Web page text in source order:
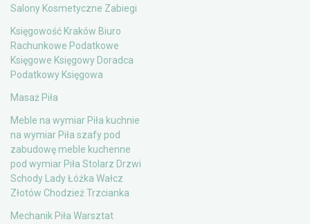
Salony Kosmetyczne Zabiegi
Księgowość Kraków Biuro
Rachunkowe Podatkowe
Księgowe Księgowy Doradca
Podatkowy Księgowa
Masaż Piła
Meble na wymiar Piła kuchnie
na wymiar Piła szafy pod
zabudowę meble kuchenne
pod wymiar Piła Stolarz Drzwi
Schody Lady Łóżka Wałcz
Złotów Chodzież Trzcianka
Mechanik Piła Warsztat